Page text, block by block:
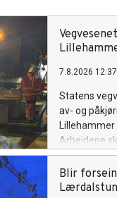
7.8.2026
Statens
av- og
Lillehammer
Arbeidene
ulempene
Blir